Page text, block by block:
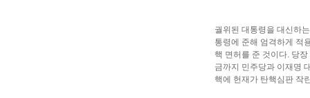
궐위된 대통령을 대신하
통령에 준해 엄격하게 적
핵 면허를 준 것이다. 당
금까지 민주당과 이재명
핵에 헌재가 탄핵심판 작